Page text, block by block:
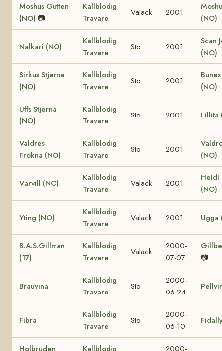
Moshus Gutten
(NO) 📷
Kallblodig
Travare
Valack 2001
(NO)
Nalkari (NO)
Kallblodig
Travare
Sto 2001
Scan
(NO)
Sirkus Stjerna
(NO)
Kallblodig
Travare
Sto 2001
(NO)
Uffs Stjerna
(NO)
Kallblodig
Travare
Sto 2001 Lillita
Valdres
Frökna (NO)
Kallblodig
Travare
Sto 2001
(NO)
Värvill (NO)
Kallblodig
Travare
Valack 2001
Heidi
(NO)
Yting (NO)
Kallblodig
Travare
Valack 2001 Ugga
B.A.S.Gillman
(17)
Kallblodig
Travare
Valack
2000-
07-07
📷
Brauvina
Kallblodig
Travare
Sto
2000-
06-24
Fibra
Kallblodig
Travare
Sto
2000-
06-10
Fidally
Holbruden
Kallblodig
2000-